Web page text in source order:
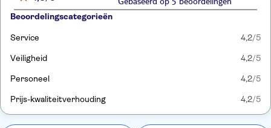
Gebaseerd op 5 beoordelingen
Beoordelingscategorieën
Service 4,2/5
Veiligheid 4,2/5
Personeel 4,2/5
Prijs-kwaliteitverhouding 4,2/5